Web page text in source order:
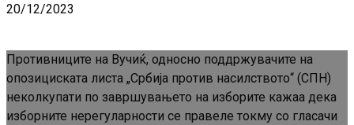
20/12/2023
Противниците на Вучиќ, односно поддржувачите на
опозициската листа „Србија против насилството“ (СПН)
неколкупати по завршувањето на изборите кажаа дека
изборните нерегуларности се правеле токму со гласачи